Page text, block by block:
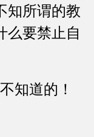
知所谓的教
么要禁止自
知道的！